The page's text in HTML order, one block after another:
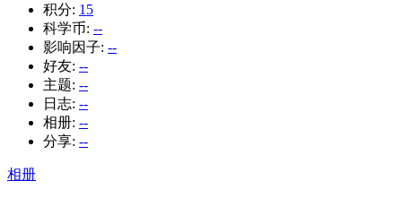
积分: 15
科学币: --
影响因子: --
好友: --
主题: --
日志: --
相册: --
分享: --
相册